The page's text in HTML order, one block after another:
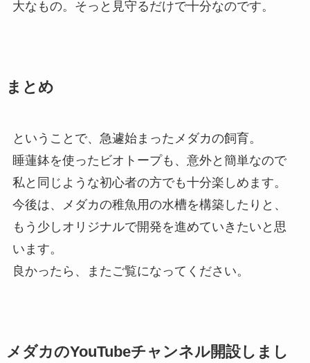
大なもの。そっと見守るだけで十分なのです。
まとめ
ということで、急遽始まったメダカの飼育。
睡蓮鉢を使ったビオトープも、意外と簡単なので
私と同じような初心者の方でも十分楽しめます。
今後は、メダカの稚魚用の水槽を構築したりと、
もう少しオリジナルで開発を進めていきたいと思
います。
良かったら、またご覧になってください。
メダカのYouTubeチャンネル開設しまし